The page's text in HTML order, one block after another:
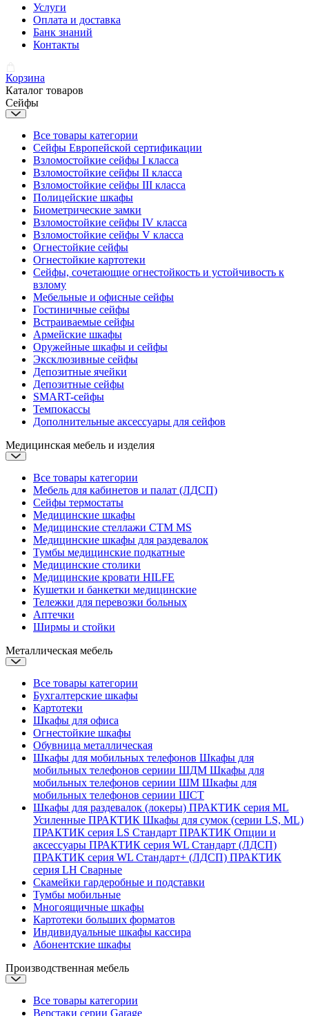
Услуги
Оплата и доставка
Банк знаний
Контакты
Корзина
Каталог товаров
Сейфы
Все товары категории
Сейфы Европейской сертификации
Взломостойкие сейфы I класса
Взломостойкие сейфы II класса
Взломостойкие сейфы III класса
Полицейские шкафы
Биометрические замки
Взломостойкие сейфы IV класса
Взломостойкие сейфы V класса
Огнестойкие сейфы
Огнестойкие картотеки
Сейфы, сочетающие огнестойкость и устойчивость к
взлому
Мебельные и офисные сейфы
Гостиничные сейфы
Встраиваемые сейфы
Армейские шкафы
Оружейные шкафы и сейфы
Эксклюзивные сейфы
Депозитные ячейки
Депозитные сейфы
SMART-сейфы
Темпокассы
Дополнительные аксессуары для сейфов
Медицинская мебель и изделия
Все товары категории
Мебель для кабинетов и палат (ЛДСП)
Сейфы термостаты
Медицинские шкафы
Медицинские стеллажи CTM MS
Медицинские шкафы для раздевалок
Тумбы медицинские подкатные
Медицинские столики
Медицинские кровати HILFE
Кушетки и банкетки медицинские
Тележки для перевозки больных
Аптечки
Ширмы и стойки
Металлическая мебель
Все товары категории
Бухгалтерские шкафы
Картотеки
Шкафы для офиса
Огнестойкие шкафы
Обувница металлическая
Шкафы для мобильных телефонов Шкафы для
мобильных телефонов сериии ШДМ Шкафы для
мобильных телефонов сериии ШМ Шкафы для
мобильных телефонов сериии ШСТ
Шкафы для раздевалок (локеры) ПРАКТИК серия ML
Усиленные ПРАКТИК Шкафы для сумок (серии LS, ML)
ПРАКТИК cерия LS Стандарт ПРАКТИК Опции и
аксессуары ПРАКТИК серия WL Стандарт (ЛДСП)
ПРАКТИК серия WL Стандарт+ (ЛДСП) ПРАКТИК
серия LH Сварные
Скамейки гардеробные и подставки
Тумбы мобильные
Многоящичные шкафы
Картотеки больших форматов
Индивидуальные шкафы кассира
Абонентские шкафы
Производственная мебель
Все товары категории
Верстаки серии Garage